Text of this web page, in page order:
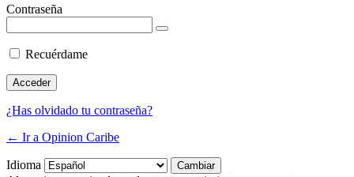
Contraseña
Recuérdame
¿Has olvidado tu contraseña?
← Ir a Opinion Caribe
Idioma